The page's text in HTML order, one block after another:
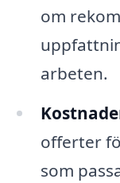
om
arbeten.
offerter
som